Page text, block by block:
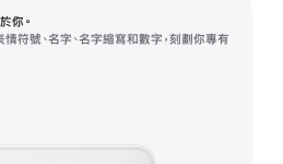
你。
號、名字、名字縮寫和數字，刻劃你專有